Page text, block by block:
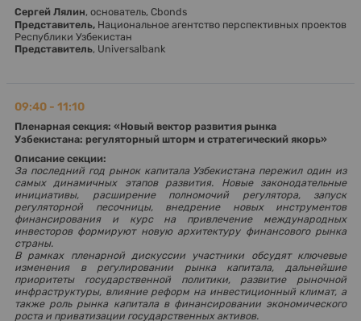
Сергей Лялин, основатель, Cbonds
Представитель, Национальное агентство перспективных проектов
Республики Узбекистан
Представитель, Universalbank
09:40 - 11:10
Пленарная секция: «Новый вектор развития рынка
Узбекистана: регуляторный шторм и стратегический якорь»
Описание секции:
За последний год рынок капитала Узбекистана пережил один из
самых динамичных этапов развития. Новые законодательные
инициативы, расширение полномочий регулятора, запуск
регуляторной песочницы, внедрение новых инструментов
финансирования и курс на привлечение международных
инвесторов формируют новую архитектуру финансового рынка
страны.
В рамках пленарной дискуссии участники обсудят ключевые
изменения в регулировании рынка капитала, дальнейшие
приоритеты государственной политики, развитие рыночной
инфраструктуры, влияние реформ на инвестиционный климат, а
также роль рынка капитала в финансировании экономического
роста и приватизации государственных активов.